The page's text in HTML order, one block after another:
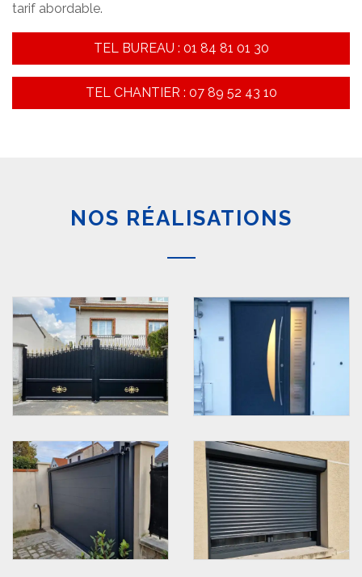
tarif abordable.
TEL BUREAU : 01 84 81 01 30
TEL CHANTIER : 07 89 52 43 10
NOS RÉALISATIONS